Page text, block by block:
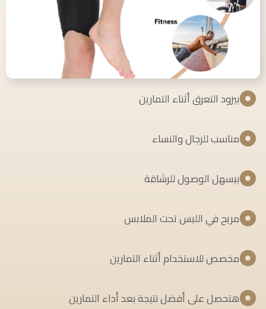
بيزود التعرق أثناء التمارين
مناسب للرجال والنساء
بيسهل الوصول للرشاقة
مريح في اللبس تحت الملابس
مخصص للاستخدام أثناء التمارين
هتحصل على أفضل نتيجة بعد أداء التمارين